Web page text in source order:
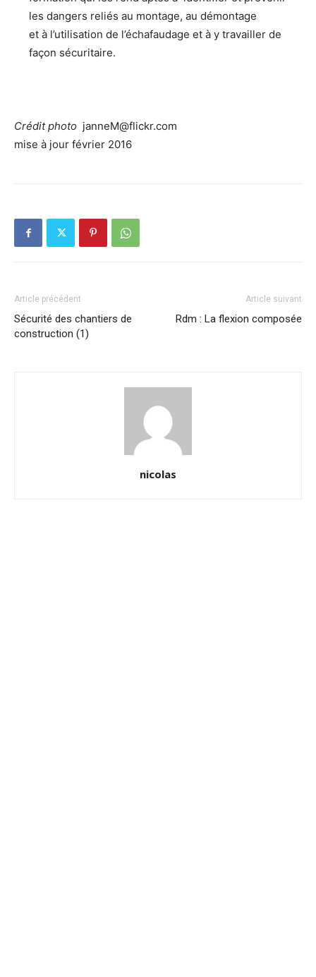
les dangers reliés au montage, au démontage
et à l’utilisation de l’échafaudage et à y travailler de
façon sécuritaire.
Crédit photo janneM@flickr.com
mise à jour février 2016
Article précédent
Sécurité des chantiers de
construction (1)
Article suivant
Rdm : La flexion composée
nicolas